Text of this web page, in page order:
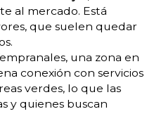
al mercado. Está
que suelen quedar
una zona en
conexión con servicios
verdes, lo que las
y quienes buscan